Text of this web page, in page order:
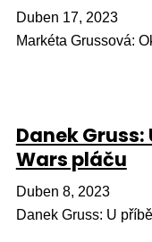
Duben 17, 2023
Markéta Grussová:
Danek
Wars pláču
Duben 8, 2023
Danek Gruss: U